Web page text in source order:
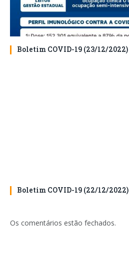
Boletim COVID-19 (23/12/2022)
Boletim COVID-19 (22/12/2022)
Os comentários estão fechados.